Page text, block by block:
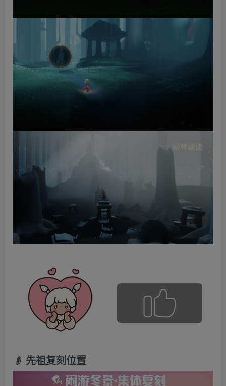
👴 先祖复刻位置